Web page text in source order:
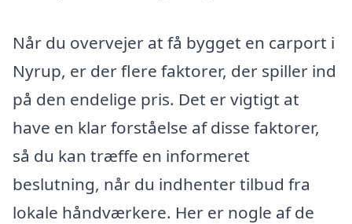
Når du overvejer at få bygget en carport i
Nyrup, er der flere faktorer, der spiller ind
på den endelige pris. Det er vigtigt at
have en klar forståelse af disse faktorer,
så du kan træffe en informeret
beslutning, når du indhenter tilbud fra
lokale håndværkere. Her er nogle af de